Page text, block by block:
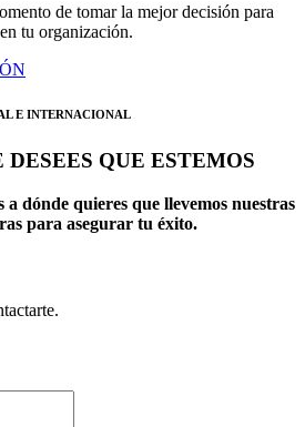
de tomar la mejor decisión para
tu organización.
E INTERNACIONAL
QUE ESTEMOS
a dónde quieres que llevemos nuestras
para asegurar tu éxito.